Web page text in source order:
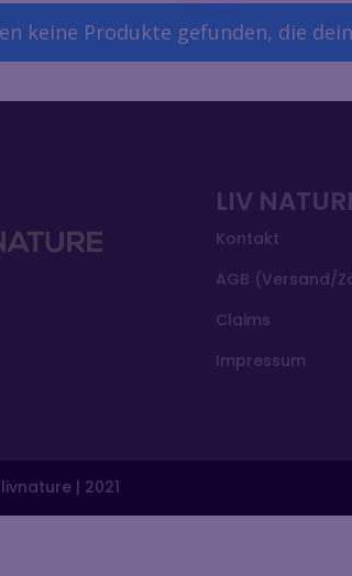
keine Produkte gefunden, die
LIV
Kontakt
AGB (Versand/
Claims
Impressum
| 2021